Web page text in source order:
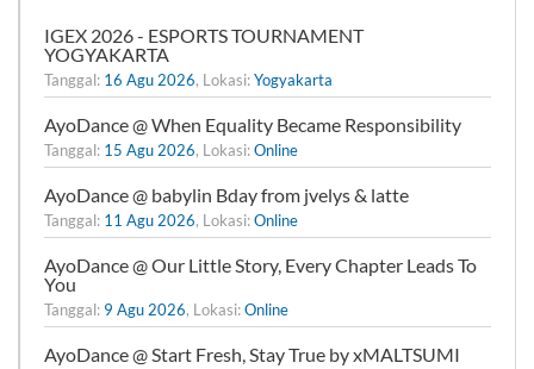
IGEX 2026 - ESPORTS TOURNAMENT
YOGYAKARTA
Tanggal: 16 Agu 2026, Lokasi:Yogyakarta
AyoDance @ When Equality Became Responsibility
Tanggal: 15 Agu 2026, Lokasi:Online
AyoDance @ babylin Bday from jvelys & latte
Tanggal: 11 Agu 2026, Lokasi:Online
AyoDance @ Our Little Story, Every Chapter Leads To
You
Tanggal: 9 Agu 2026, Lokasi:Online
AyoDance @ Start Fresh, Stay True by xMALTSUMI